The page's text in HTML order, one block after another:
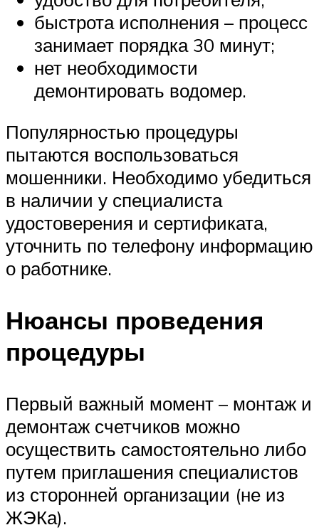
быстрота исполнения – процесс
занимает порядка 30 минут;
нет необходимости
демонтировать водомер.
Популярностью процедуры
пытаются воспользоваться
мошенники. Необходимо убедиться
в наличии у специалиста
удостоверения и сертификата,
уточнить по телефону информацию
о работнике.
Нюансы проведения
процедуры
Первый важный момент – монтаж и
демонтаж счетчиков можно
осуществить самостоятельно либо
путем приглашения специалистов
из сторонней организации (не из
ЖЭКа).